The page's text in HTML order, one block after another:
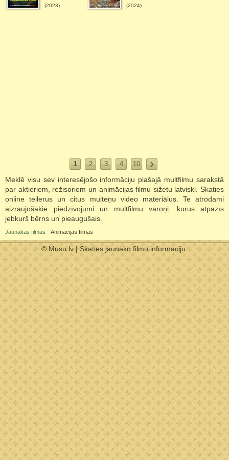
(2023) (2024)
1 2 3 4 10
Meklē visu sev interesējošo informāciju plašajā multfilmu sarakstā
par aktieriem, režisoriem un animācijas filmu sižetu latviski. Skaties
online teilerus un citus multeņu video materiālus. Te atrodami
aizraujošākie piedzīvojumi un multfilmu varoņi, kurus atpazīs
jebkurš bērns un pieaugušais.
Jaunākās filmas Animācijas filmas
© Musu.lv | Skaties jaunāko filmu informāciju.